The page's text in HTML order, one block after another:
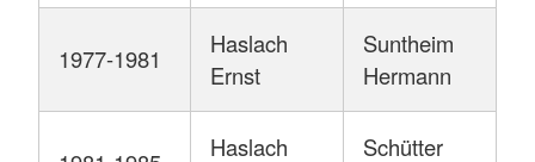
1977-1981
Haslach
Ernst
Suntheim
Hermann
Haslach
Schütter